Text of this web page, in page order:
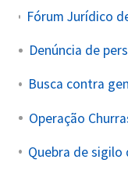
Denúncia de
Operação